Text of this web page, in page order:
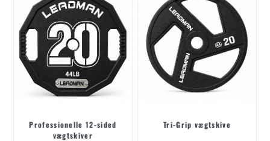
Professionelle 12-sided
vægtskiver
Tri-Grip vægtskive